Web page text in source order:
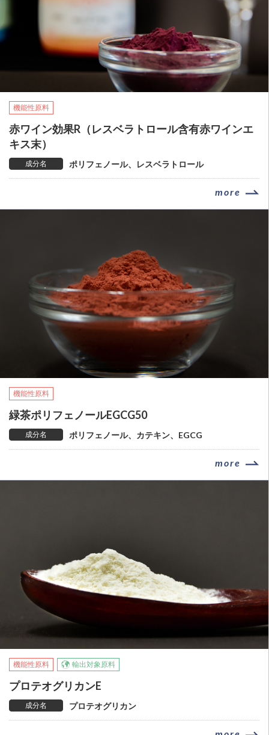
機能性原料
赤ワイン効果R（レスベラトロール含有赤ワインエ
キス末）
成分名 ポリフェノール、レスベラトロール
more
機能性原料
緑茶ポリフェノールEGCG50
成分名 ポリフェノール、カテキン、EGCG
more
機能性原料 輸出対象原料
プロテオグリカンE
成分名 プロテオグリカン